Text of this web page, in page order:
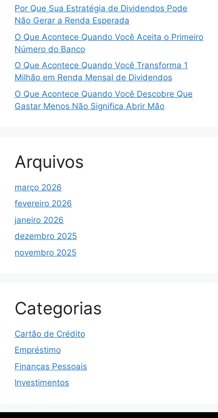
Por Que Sua Estratégia de Dividendos Pode
Não Gerar a Renda Esperada
O Que Acontece Quando Você Aceita o Primeiro
Número do Banco
O Que Acontece Quando Você Transforma 1
Milhão em Renda Mensal de Dividendos
O Que Acontece Quando Você Descobre Que
Gastar Menos Não Significa Abrir Mão
Arquivos
março 2026
fevereiro 2026
janeiro 2026
dezembro 2025
novembro 2025
Categorias
Cartão de Crédito
Empréstimo
Finanças Pessoais
Investimentos